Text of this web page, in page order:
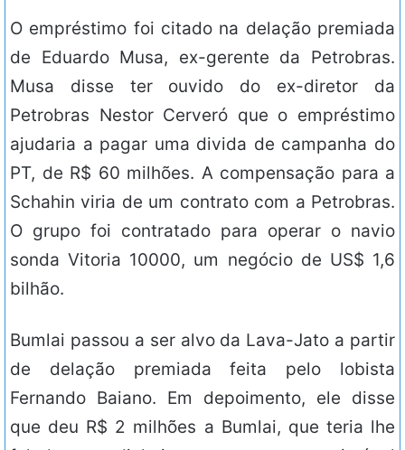
O empréstimo foi citado na delação premiada
de Eduardo Musa, ex-gerente da Petrobras.
Musa disse ter ouvido do ex-diretor da
Petrobras Nestor Cerveró que o empréstimo
ajudaria a pagar uma divida de campanha do
PT, de R$ 60 milhões. A compensação para a
Schahin viria de um contrato com a Petrobras.
O grupo foi contratado para operar o navio
sonda Vitoria 10000, um negócio de US$ 1,6
bilhão.
Bumlai passou a ser alvo da Lava-Jato a partir
de delação premiada feita pelo lobista
Fernando Baiano. Em depoimento, ele disse
que deu R$ 2 milhões a Bumlai, que teria lhe